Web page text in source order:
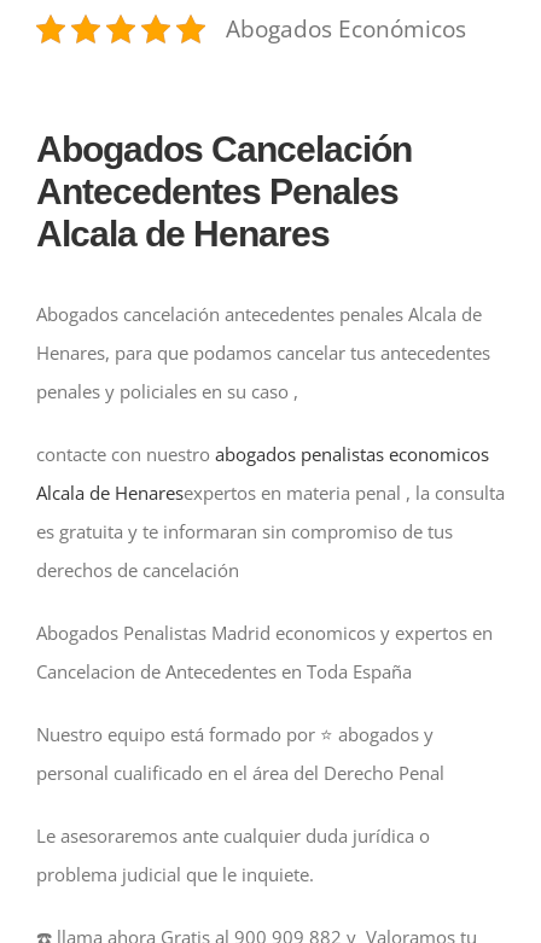
Abogados Económicos
Abogados Cancelación
Antecedentes Penales
Alcala de Henares
Abogados cancelación antecedentes penales Alcala de
Henares, para que podamos cancelar tus antecedentes
penales y policiales en su caso ,
contacte con nuestro abogados penalistas economicos
Alcala de Henaresexpertos en materia penal , la consulta
es gratuita y te informaran sin compromiso de tus
derechos de cancelación
Abogados Penalistas Madrid economicos y expertos en
Cancelacion de Antecedentes en Toda España
Nuestro equipo está formado por ⭐️ abogados y
personal cualificado en el área del Derecho Penal
Le asesoraremos ante cualquier duda jurídica o
problema judicial que le inquiete.
☎️ llama ahora Gratis al 900 909 882 y Valoramos tu